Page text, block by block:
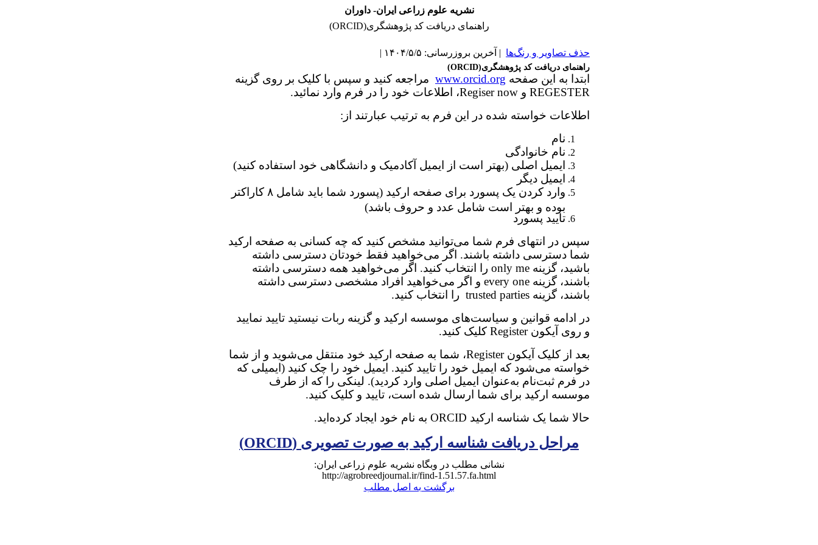
نشریه علوم زراعی ایران- داوران
راهنمای دریافت کد پژوهشگری(ORCID)
حذف تصاویر و رنگ‌ها | آخرین بروزرسانی: ۱۴۰۴/۵/۵ |
راهنمای دریافت کد پژوهشگری(ORCID
)
ابتدا به این صفحه www.orcid.org مراجعه کنید و سپس با کلیک بر روی گزینه
REGESTER و Regiser now، اطلاعات خود را در فرم وارد نمائید.
اطلاعات خواسته شده در این فرم به ترتیب عبارتند از:
نام
نام خانوادگی
ایمیل اصلی (بهتر است از ایمیل آکادمیک و دانشگاهی خود استفاده کنید)
ایمیل دیگر
وارد کردن یک پسورد برای صفحه ارکید (پسورد شما باید شامل ۸ کاراکتر
بوده و بهتر است شامل عدد و حروف باشد)
تایید پسورد
سپس در انتهای فرم شما می‌توانید مشخص کنید که چه کسانی به صفحه ارکید
شما دسترسی داشته باشند. اگر می‌خواهید فقط خودتان دسترسی داشته
باشید، گزینه
only me
را انتخاب کنید. اگر می‌خواهید همه دسترسی داشته
باشند، گزینه every one و اگر می‌خواهید افراد مشخصی دسترسی داشته
باشند، گزینه trusted parties را انتخاب کنید.
در ادامه قوانین و سیاست‌های موسسه ارکید و گزینه ربات نیستید تایید نمایید
و روی آیکونRegister کلیک کنید.
بعد از کلیک آیکونRegister، شما به صفحه ارکید خود منتقل می‌شوید و از شما
خواسته می‌شود که ایمیل خود را تایید کنید. ایمیل خود را چک کنید (ایمیلی که
در فرم ثبت‌نام به‌عنوان ایمیل اصلی وارد کردید). لینکی را که از طرف
موسسه ارکید برای شما ارسال شده است، تایید و کلیک کنید.
حالا شما یک شناسه ارکید ORCID به نام خود ایجاد کرده‌اید.
مراحل دریافت شناسه ارکید به صورت تصویری (ORCID
)
نشانی مطلب در وبگاه نشریه علوم زراعی ایران:
http://agrobreedjournal.ir/find-1.51.57.fa.html
برگشت به اصل مطلب